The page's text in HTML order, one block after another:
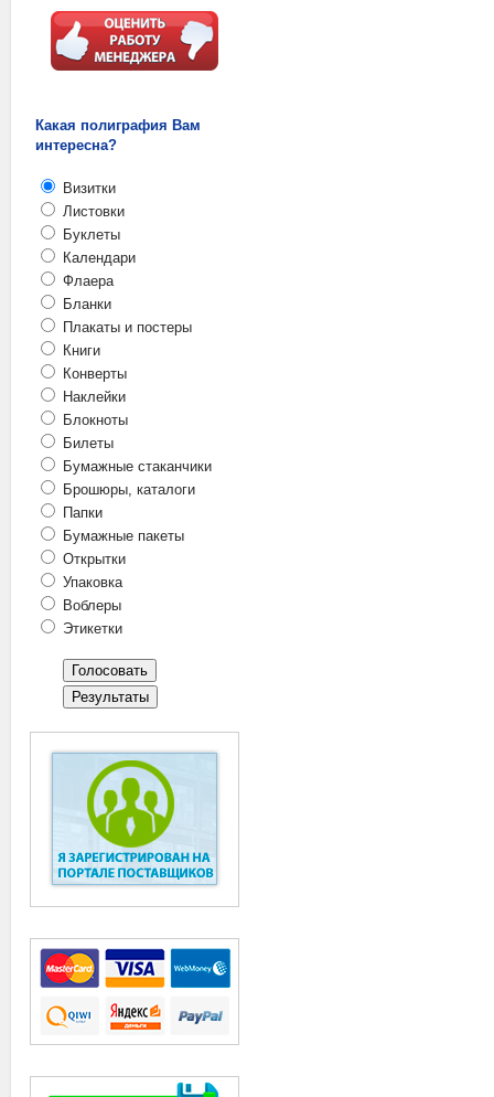
Какая полиграфия Вам
интересна?
Визитки
Листовки
Буклеты
Календари
Флаера
Бланки
Плакаты и постеры
Книги
Конверты
Наклейки
Блокноты
Билеты
Бумажные стаканчики
Брошюры, каталоги
Папки
Бумажные пакеты
Открытки
Упаковка
Воблеры
Этикетки